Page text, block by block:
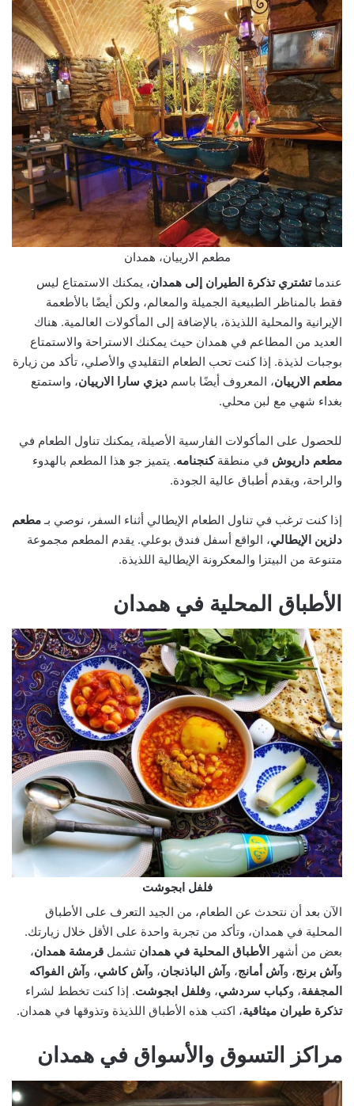
مطعم الارييان، همدان
عندماتشتري تذكرة الطيران إلى همدان، يمكنك الاستمتاع ليس
فقط بالمناظر الطبيعية الجميلة والمعالم، ولكن أيضًا بالأطعمة
الإيرانية والمحلية اللذيذة، بالإضافة إلى المأكولات العالمية. هناك
العديد من المطاعم في همدان حيث يمكنك الاستراحة والاستمتاع
بوجبات لذيذة. إذا كنت تحب الطعام التقليدي والأصلي، تأكد من زيارة
مطعم الارييان، المعروف أيضًا باسم ديزي سارا الارييان، واستمتع
بغداء شهي مع لبن محلي.
للحصول على المأكولات الفارسية الأصيلة، يمكنك تناول الطعام في
مطعم داريوش في منطقةكنجنامه. يتميز جو هذا المطعم بالهدوء
والراحة، ويقدم أطباق عالية الجودة.
إذا كنت ترغب في تناول الطعام الإيطالي أثناء السفر، نوصي بـ مطعم
دلزين الإيطالي، الواقع أسفل فندق بوعلي. يقدم المطعم مجموعة
متنوعة من البيتزا والمعكرونة الإيطالية اللذيذة.
الأطباق المحلية في همدان
فلفل ابجوشت
الآن بعد أن نتحدث عن الطعام، من الجيد التعرف على الأطباق
المحلية في همدان، وتأكد من تجربة واحدة على الأقل خلال زيارتك.
بعض من أشهر الأطباق المحلية في همدان تشمل قرمشة همدان،
وآش برنج، وآش أمانج، وآش الباذنجان، وآش كاشي، وآش الفواكه
المجففة، وكباب سردشي، وفلفل ابجوشت. إذا كنت تخطط لشراء
تذكرة طيران ميثاقية، اكتب هذه الأطباق اللذيذة وتذوقها في همدان.
مراكز التسوق والأسواق في همدان